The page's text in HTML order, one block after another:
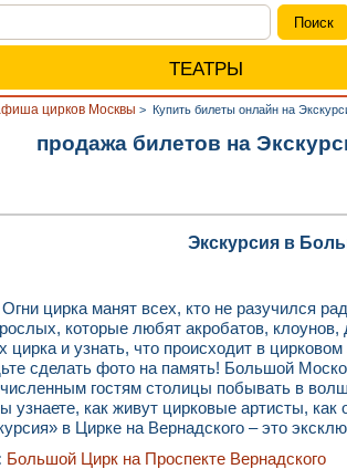
ТЕАТРЫ
цирков Москвы > Купить билеты онлайн на
продажа билетов на
Экскурсия в
Огни цирка манят всех, кто не разучился
которые любят акробатов,
цирка и узнать, что происходит в
сделать фото на память! Большой
гостям столицы побывать в
узнаете, как живут цирковые артисты,
в Цирке на Вернадского – это
Большой Цирк на Проспекте Вернадского